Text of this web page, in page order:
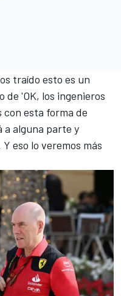
traído esto es un
de 'OK, los ingenieros
esta forma de
a alguna parte y
eso lo veremos más